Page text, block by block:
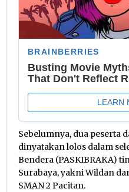
Sebelumnya, dua peserta
dinyatakan lolos dalam
Bendera (PASKIBRAKA)
Surabaya, yakni Wildan
SMAN 2 Pacitan.